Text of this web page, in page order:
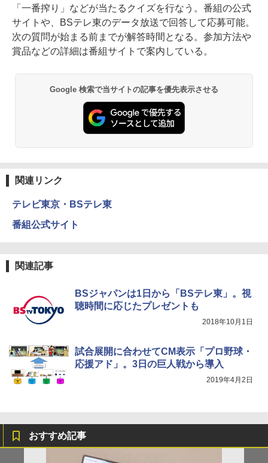
「一番搾り」などが当たるクイズを行なう。番組の公式
サイトや、BSテレ東のデータ放送で回答して応募可能。
次の質問が始まる前までが解答時間となる。参加方法や
賞品などの詳細は番組サイトで案内している。
Google 検索で当サイトの記事を優先表示させる
関連リンク
テレビ東京・BSテレ東
番組公式サイト
関連記事
BSジャパンは1日から「BSテレ東」。視
聴時間に応じたプレゼントも
2018年10月1日
試合展開に合わせてCM表示「プロ野球・
応援アド」。3日の巨人戦から導入
2019年4月2日
おすすめ記事